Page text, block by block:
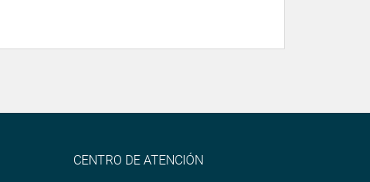
CENTRO DE ATENCIÓN